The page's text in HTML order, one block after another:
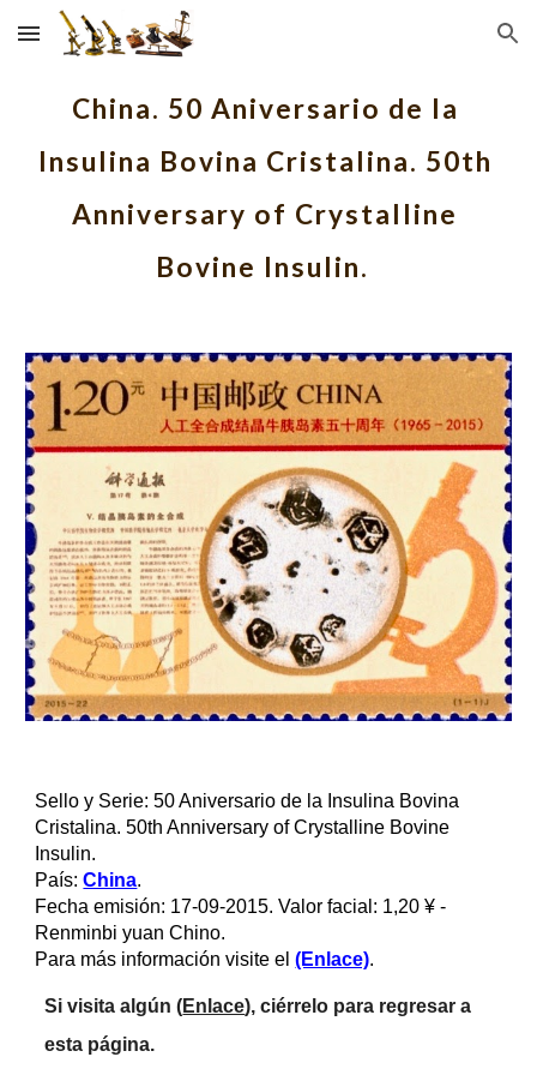
Skip to main content Skip to navigation
China. 50 Aniversario de la
Insulina Bovina Cristalina. 50th
Anniversary of Crystalline
Bovine Insulin.
Sello y Serie: 50 Aniversario de la Insulina Bovina
Cristalina. 50th Anniversary of Crystalline Bovine
Insulin.
País: China.
Fecha emisión: 17-09-2015. Valor facial: 1,20 ¥ -
Renminbi yuan Chino.
Para más información visite el (Enlace).
Si visita algún (Enlace), ciérrelo para regresar a
esta página.